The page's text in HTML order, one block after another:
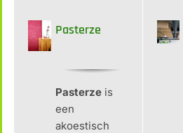
Pasterze
Pasterze is
een
akoestisch